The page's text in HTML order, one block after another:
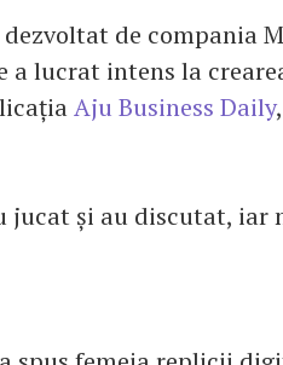
de compania
a lucrat intens la
Aju Business Daily
jucat și au discutat, iar